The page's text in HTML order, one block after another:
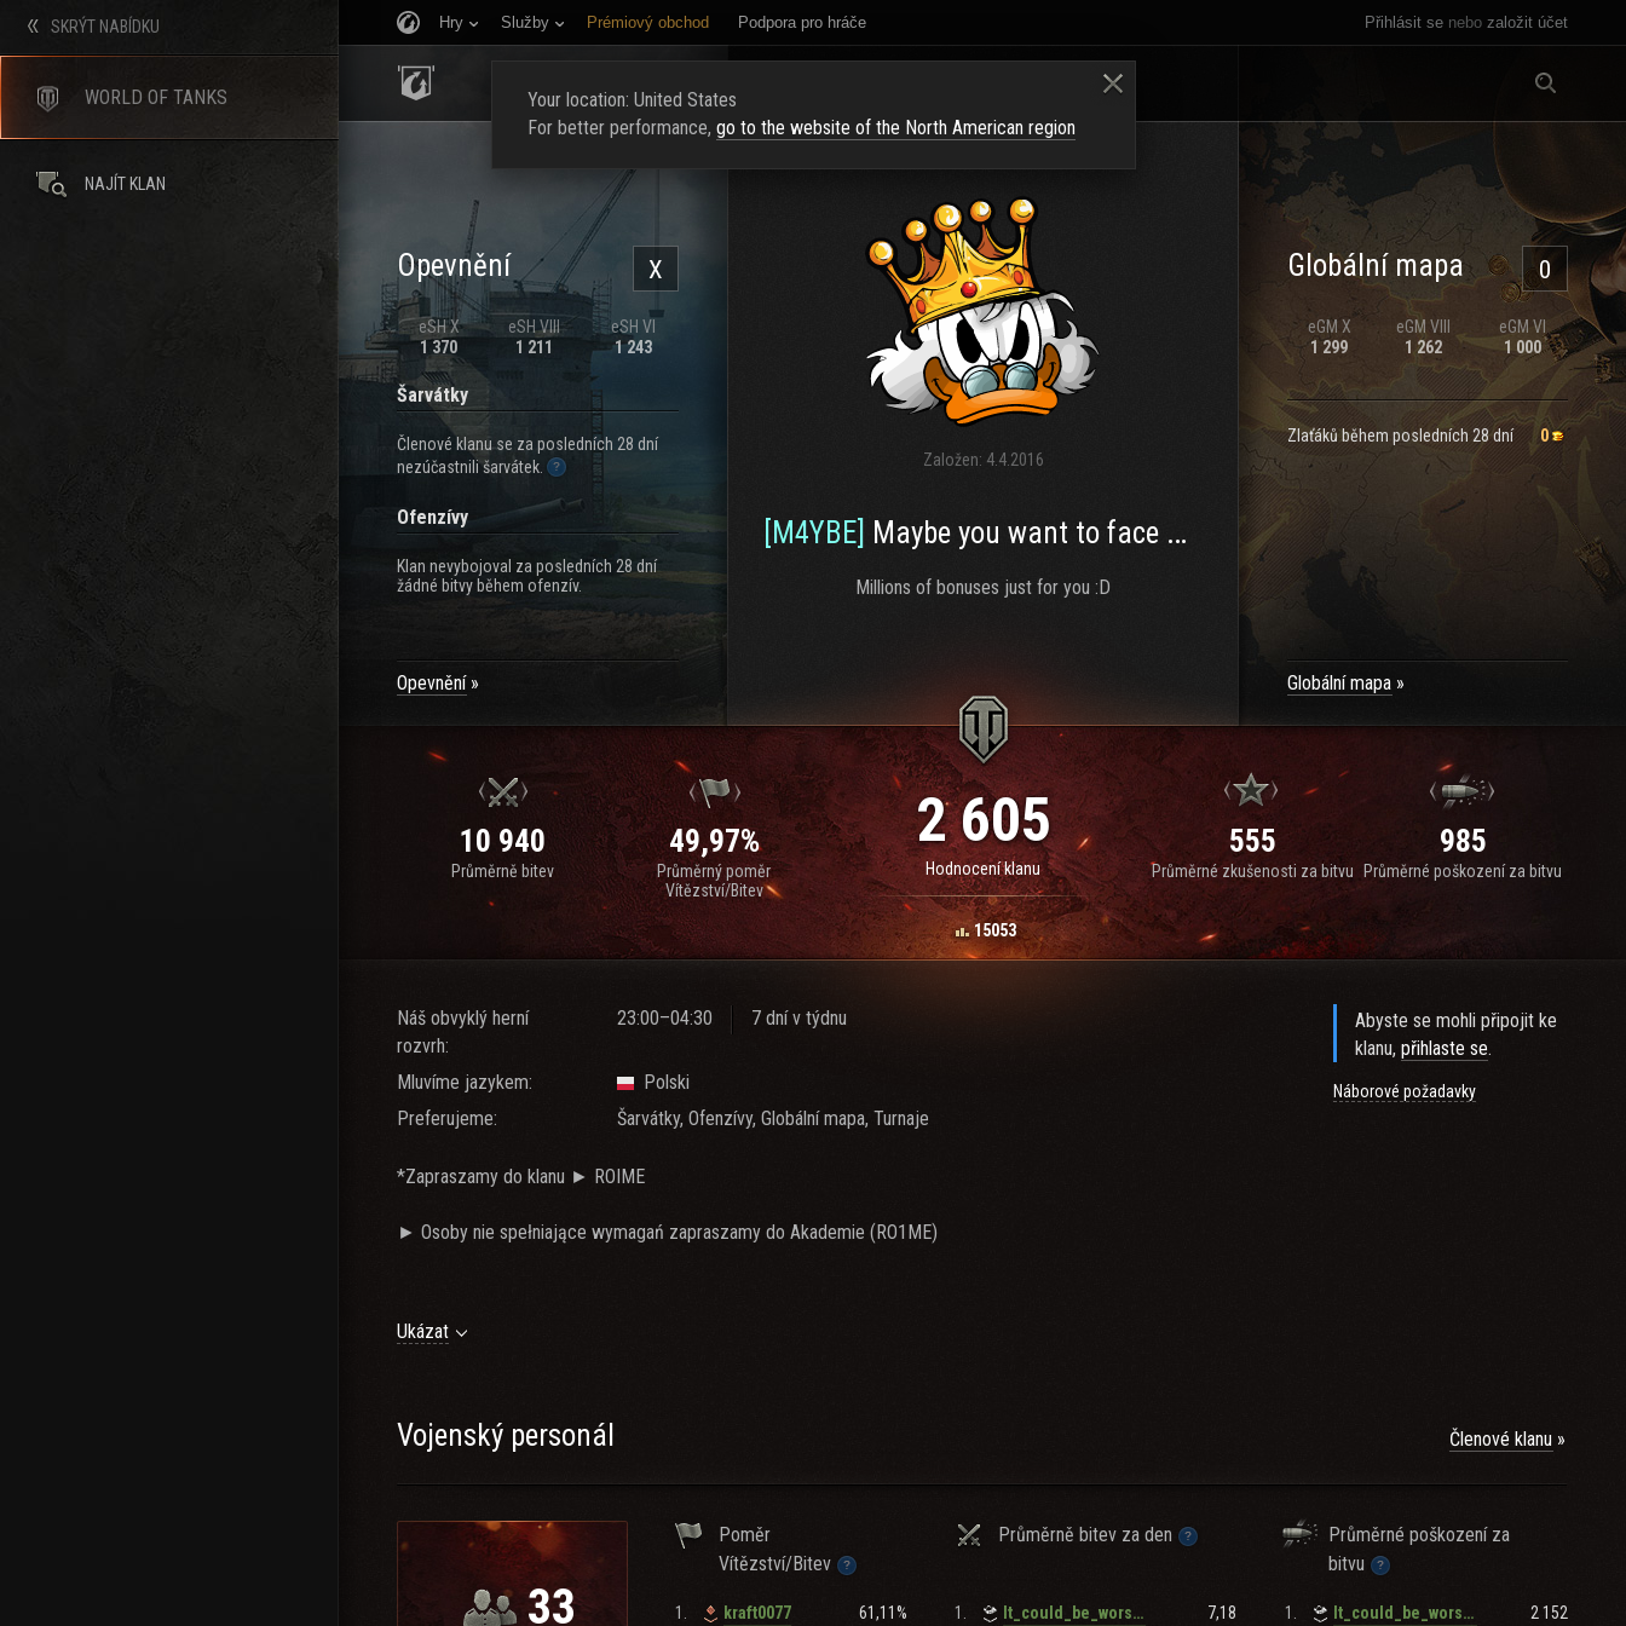
Přihlásit se nebo založit účet
Hry Služby Prémiový obchod Podpora pro hráče
NAVERBOVAT NOVÉ ČLENY
X
Opevnění
eSH X
1 370
eSH VIII
1 211
eSH VI
1 243
Šarvátky
Členové klanu se za posledních 28 dní
nezúčastnili šarvátek.
Ofenzívy
Klan nevybojoval za posledních 28 dní
žádné bitvy během ofenzív.
Opevnění
Založen: 4.4.2016
[M4YBE] Maybe you want to face us?
Millions of bonuses just for you :D
0
Globální mapa
eGM X
1 299
eGM VIII
1 262
eGM VI
1 000
Zlaťáků během posledních 28 dní 0
Globální mapa
10 940
Průměrně bitev
49,97%
Průměrný poměr
Vítězství/Bitev
2 605
Hodnocení klanu
15053
555
Průměrné zkušenosti za bitvu
985
Průměrné poškození za bitvu
Náš obvyklý herní
rozvrh:
23:00–04:30 7 dní v týdnu
Mluvíme jazykem:
Polski
Preferujeme:
Šarvátky, Ofenzívy, Globální mapa, Turnaje
*Zapraszamy do klanu ► ROIME
► Osoby nie spełniające wymagań zapraszamy do Akademie (RO1ME)
Warunki rekrutacji:
►
►
► Kultura osobista
► Każde zgłoszenie jest rozpatrywane indywidualnie
Ukázat
Abyste se mohli připojit ke
klanu,přihlaste se.
Náborové požadavky
Vojenský personál Členové klanu
33
Poměr
Vítězství/Bitev
Průměrně bitev za den
Průměrné poškození za
bitvu
1. kraft0077 61,11% 1. It_could_be_worse_ 7,18 1. It_could_be_worse_ 2 152
SKRÝT NABÍDKU
WORLD OF TANKS
NAJÍT KLAN
Your location: United States
For better performance, go to the website of the North American region